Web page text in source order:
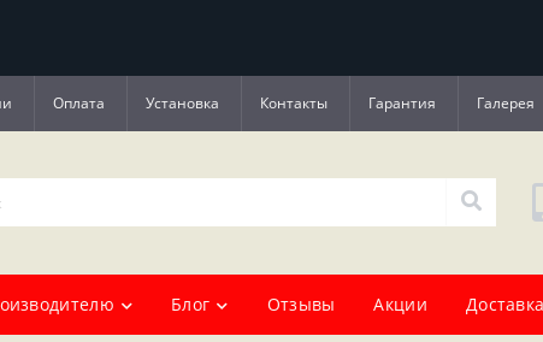
Оплата Установка Контакты Гарантия Галерея
Блог Отзывы Акции